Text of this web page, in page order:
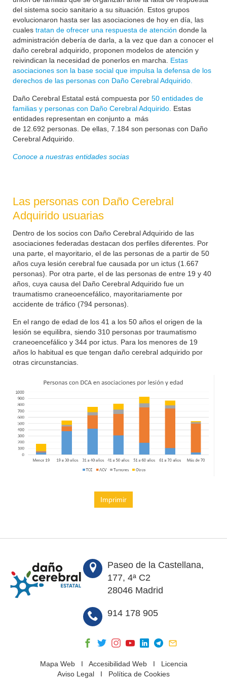
del sistema socio sanitario a su situación. Estos grupos
evolucionaron hasta ser las asociaciones de hoy en día, las
cuales tratan de ofrecer una respuesta de atención donde la
administración debería de darla, a la vez que dan a conocer el
daño cerebral adquirido, proponen modelos de atención y
reivindican la necesidad de ponerlos en marcha. Estas
asociaciones son la base social que impulsa la defensa de los
derechos de las personas con Daño Cerebral Adquirido.
Daño Cerebral Estatal está compuesta por 50 entidades de
familias y personas con Daño Cerebral Adquirido. Estas
entidades representan en conjunto a más
de 12.692 personas. De ellas, 7.184 son personas con Daño
Cerebral Adquirido.
Conoce a nuestras entidades socias
Las personas con Daño Cerebral
Adquirido usuarias
Dentro de los socios con Daño Cerebral Adquirido de las
asociaciones federadas destacan dos perfiles diferentes. Por
una parte, el mayoritario, el de las personas de a partir de 50
años cuya lesión cerebral fue causada por un ictus (1.667
personas). Por otra parte, el de las personas de entre 19 y 40
años, cuya causa del Daño Cerebral Adquirido fue un
traumatismo craneoencefálico, mayoritariamente por
accidente de tráfico (794 personas).
En el rango de edad de los 41 a los 50 años el origen de la
lesión se equilibra, siendo 310 personas por traumatismo
craneoencefálico y 344 por ictus. Para los menores de 19
años lo habitual es que tengan daño cerebral adquirido por
otras circunstancias.
Imprimir
Paseo de la Castellana,
177, 4ª C2
28046 Madrid
914 178 905
Mapa WebI Accesibilidad WebI Licencia
Aviso Legal I Política de Cookies